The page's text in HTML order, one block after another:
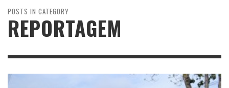
POSTS IN CATEGORY
REPORTAGEM